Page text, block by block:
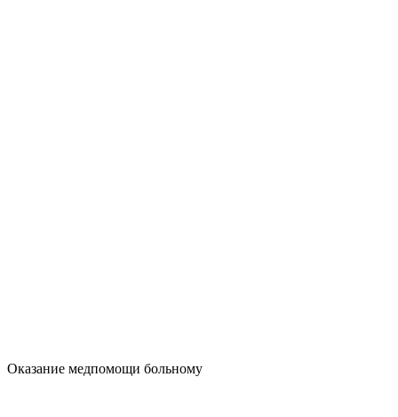
Оказание медпомощи больному